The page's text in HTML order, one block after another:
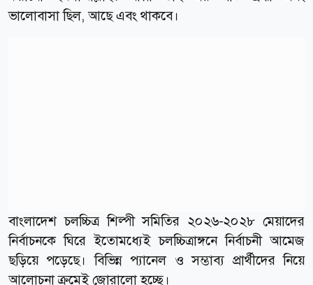
ভালোবাসা ছিল, আছে এবং থাকবে।
বাংলাদেশ চলচ্চিত্র শিল্পী সমিতির ২০২৬-২০২৮ মেয়াদের
নির্বাচনকে ঘিরে ইতোমধ্যেই চলচ্চিত্রাঙ্গনে নির্বাচনী আমেজ
ছড়িয়ে পড়েছে। বিভিন্ন প্যানেল ও সম্ভাব্য প্রার্থীদের নিয়ে
আলোচনা ক্রমেই জোরালো হচ্ছে।